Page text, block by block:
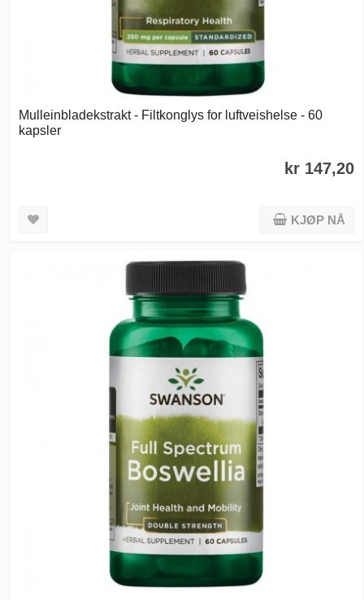
Mulleinbladekstrakt - Filtkonglys for luftveishelse - 60
kapsler
kr 147,20
KJØP NÅ